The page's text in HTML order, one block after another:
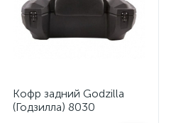
Кофр задний Godzilla
(Годзилла) 8030